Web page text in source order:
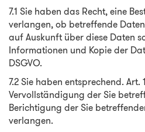
7.1 Sie haben das Recht, eine
verlangen, ob betreffende
auf Auskunft über diese Daten
Informationen und Kopie der
DSGVO.
7.2 Sie haben entsprechend. Art.
Vervollständigung der Sie
Berichtigung der Sie
verlangen.